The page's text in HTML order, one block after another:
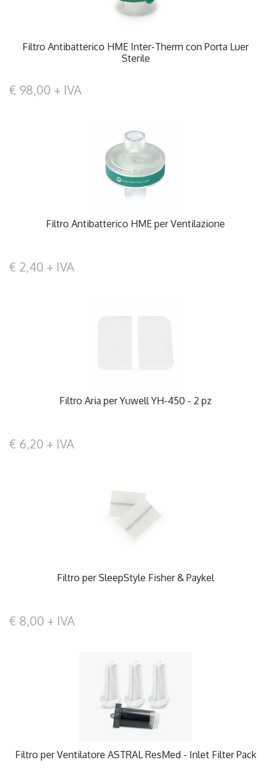
Filtro Antibatterico HME Inter-Therm con Porta Luer
Sterile
€ 98,00 + IVA
Filtro Antibatterico HME per Ventilazione
€ 2,40 + IVA
Filtro Aria per Yuwell YH-450 - 2 pz
€ 6,20 + IVA
Filtro per SleepStyle Fisher & Paykel
€ 8,00 + IVA
Filtro per Ventilatore ASTRAL ResMed - Inlet Filter Pack